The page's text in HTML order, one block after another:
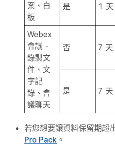
案、白
板
是 1 天
Webex
會議 -
錄製文
件、文
字記
錄、會
議聊天
否 7 天
是 7 天
若您想要讓資料保留期超
Pro Pack 。